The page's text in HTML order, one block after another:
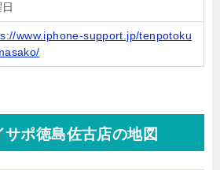
www.iphone-support.jp/tenpotoku
ポ徳島佐古店の地図